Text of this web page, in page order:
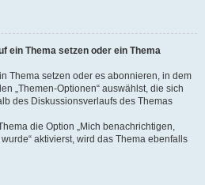
ein Thema setzen oder ein Thema
Thema setzen oder es abonnieren, in dem
„Themen-Optionen“ auswählst, die sich
des Diskussionsverlaufs des Themas
die Option „Mich benachrichtigen,
aktivierst, wird das Thema ebenfalls